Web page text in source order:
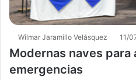
Wilmar Jaramillo Velásquez 11/
Modernas naves para
emergencias